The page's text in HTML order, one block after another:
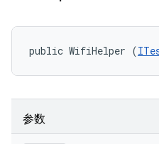
public WifiHelper (
参数